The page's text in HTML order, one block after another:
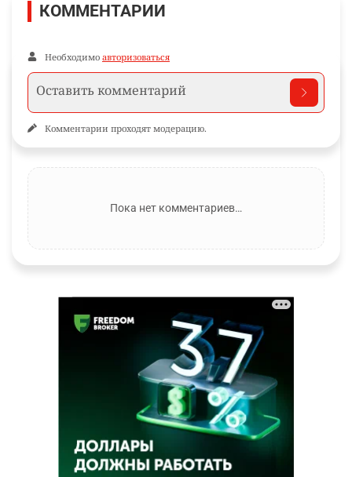
КОММЕНТАРИИ
Необходимо авторизоваться
Комментарии проходят модерацию.
Пока нет комментариев…